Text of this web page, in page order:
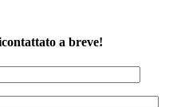
a breve!